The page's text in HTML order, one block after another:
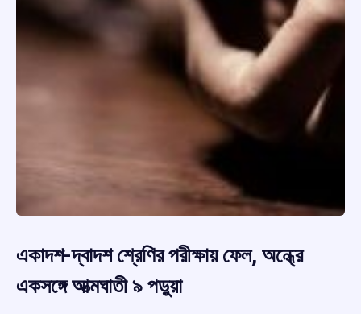
একাদশ-দ্বাদশ শ্রেণির পরীক্ষায় ফেল, অন্ধ্রে
একসঙ্গে আত্মঘাতী ৯ পড়ুয়া